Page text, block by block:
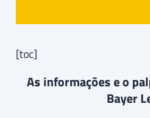
[toc]
As informações e o
Bayer